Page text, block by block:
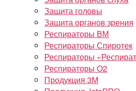
Защита головы
Защита органов зрения
Респираторы ВМ
Респираторы Спиротек
Респираторы
Респираторы O2
Продукция 3М